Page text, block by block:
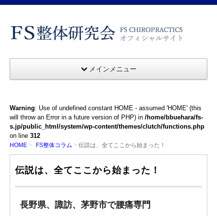
メインメニュー
Warning: Use of undefined constant HOME - assumed 'HOME' (this
will throw an Error in a future version of PHP) in /home/bbuehara/fs-
s.jp/public_html/system/wp-content/themes/clutch/functions.php
on line 312
HOME FS整体コラム 伝説は、全てここから始まった！
伝説は、全てここから始まった！
長野県、諏訪、茅野市で腰痛専門